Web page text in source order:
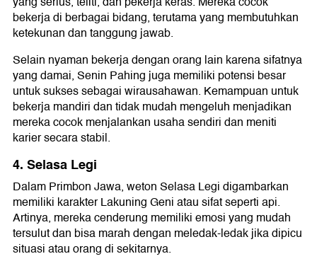
bekerja di berbagai bidang, terutama yang membutuhkan
ketekunan dan tanggung jawab.
Selain nyaman bekerja dengan orang lain karena sifatnya
yang damai, Senin Pahing juga memiliki potensi besar
untuk sukses sebagai wirausahawan. Kemampuan untuk
bekerja mandiri dan tidak mudah mengeluh menjadikan
mereka cocok menjalankan usaha sendiri dan meniti
karier secara stabil.
4. Selasa Legi
Dalam Primbon Jawa, weton Selasa Legi digambarkan
memiliki karakter Lakuning Geni atau sifat seperti api.
Artinya, mereka cenderung memiliki emosi yang mudah
tersulut dan bisa marah dengan meledak-ledak jika dipicu
situasi atau orang di sekitarnya.